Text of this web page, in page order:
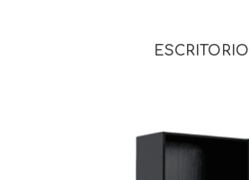
ESCRITORIO